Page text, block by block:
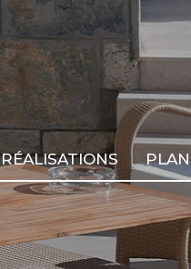
RÉALISATIONS PLAN